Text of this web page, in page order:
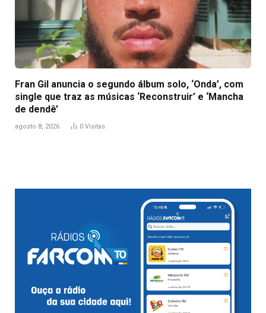
Fran Gil anuncia o segundo álbum solo, ‘Onda’, com
single que traz as músicas ‘Reconstruir’ e ‘Mancha
de dendê’
agosto 8, 2026 0 Visitas